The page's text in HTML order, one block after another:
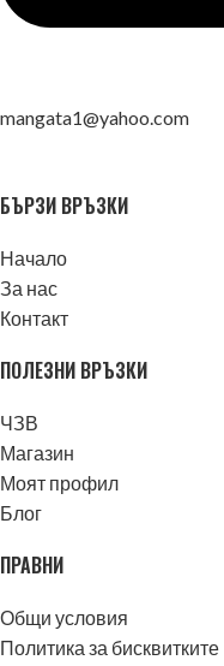
mangata1@yahoo.com
БЪРЗИ ВРЪЗКИ
Начало
За нас
Контакт
ПОЛЕЗНИ ВРЪЗКИ
ЧЗВ
Магазин
Моят профил
Блог
ПРАВНИ
Общи условия
Политика за бисквитките